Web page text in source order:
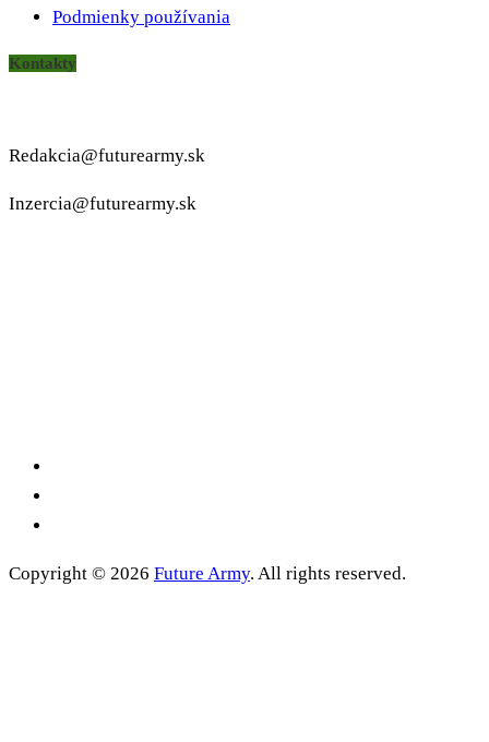
Podmienky používania
Kontakty
Redakcia@futurearmy.sk
Inzercia@futurearmy.sk
Copyright © 2026 Future Army. All rights reserved.